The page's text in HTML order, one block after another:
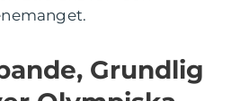
Grundlig